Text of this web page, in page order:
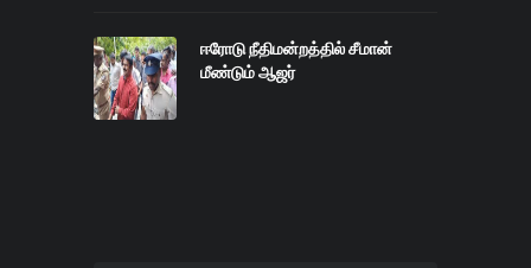
ஈரோடு நீதிமன்றத்தில் சீமான்
மீண்டும் ஆஜர்